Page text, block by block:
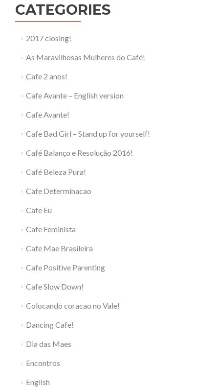
CATEGORIES
2017 closing!
As Maravilhosas Mulheres do Café!
Cafe 2 anos!
Cafe Avante – English version
Cafe Avante!
Cafe Bad Girl – Stand up for yourself!
Café Balanço e Resolução 2016!
Café Beleza Pura!
Cafe Determinacao
Cafe Eu
Cafe Feminista
Cafe Mae Brasileira
Cafe Positive Parenting
Cafe Slow Down!
Colocando coracao no Vale!
Dancing Cafe!
Dia das Maes
Encontros
English